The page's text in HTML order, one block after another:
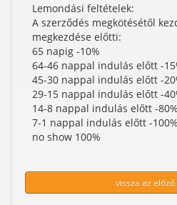
Lemondási feltételek:
A szerződés megkötésétől
megkezdése előtti:
65 napig -10%
64-46 nappal indulás előtt -
45-30 nappal indulás előtt -
29-15 nappal indulás előtt -
14-8 nappal indulás előtt -80%
7-1 nappal indulás előtt -100%
no show 100%
vissza az